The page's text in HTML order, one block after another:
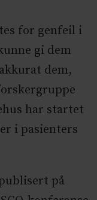
siste 50
for genfeil i
gi dem
dem,
har startet
i pasienters
på